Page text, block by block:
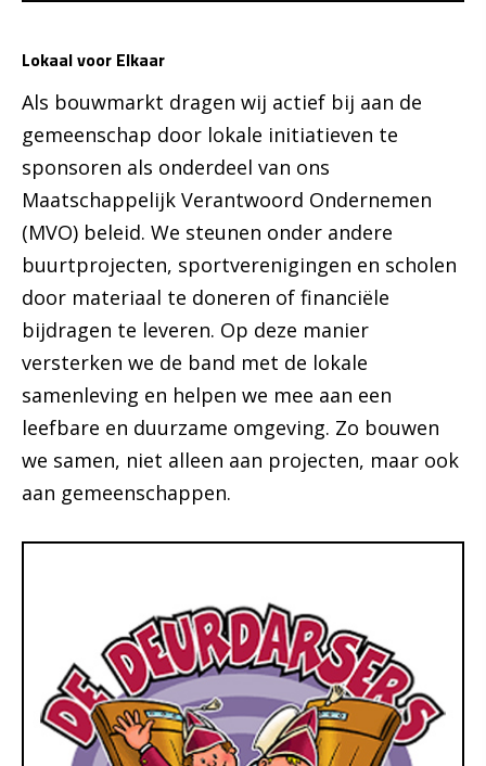
Lokaal voor Elkaar
Als bouwmarkt dragen wij actief bij aan de
gemeenschap door lokale initiatieven te
sponsoren als onderdeel van ons
Maatschappelijk Verantwoord Ondernemen
(MVO) beleid. We steunen onder andere
buurtprojecten, sportverenigingen en scholen
door materiaal te doneren of financiële
bijdragen te leveren. Op deze manier
versterken we de band met de lokale
samenleving en helpen we mee aan een
leefbare en duurzame omgeving. Zo bouwen
we samen, niet alleen aan projecten, maar ook
aan gemeenschappen.